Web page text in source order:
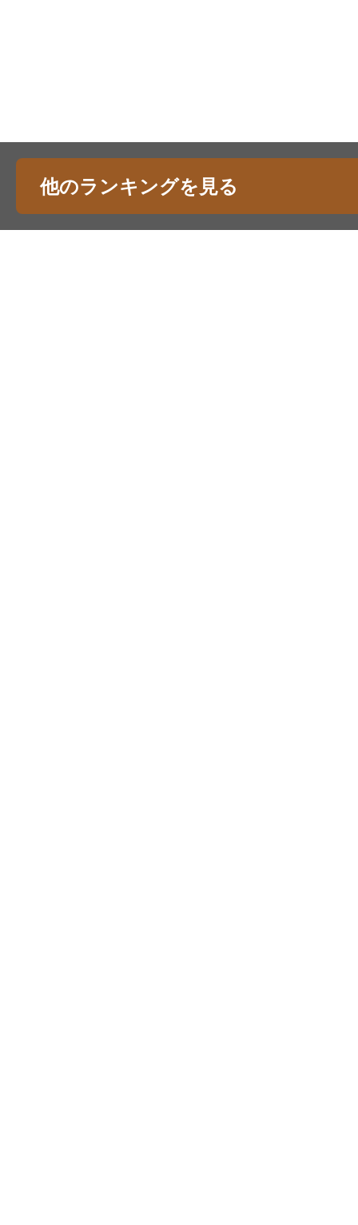
他のランキングを見る